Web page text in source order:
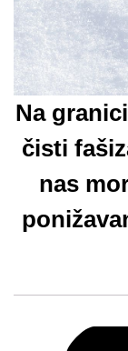
Na
čisti
nas